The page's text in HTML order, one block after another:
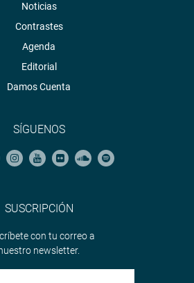
Noticias
Contrastes
Agenda
Editorial
Damos Cuenta
SÍGUENOS
SUSCRIPCIÓN
con tu correo a
newsletter.